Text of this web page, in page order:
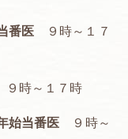
番医９時～１７
９時～１７時
始当番医 ９時～